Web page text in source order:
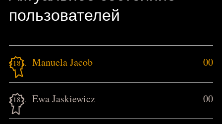
пользователей
5181. Manuela Jacob 00
5182. Ewa Jaskiewicz 00